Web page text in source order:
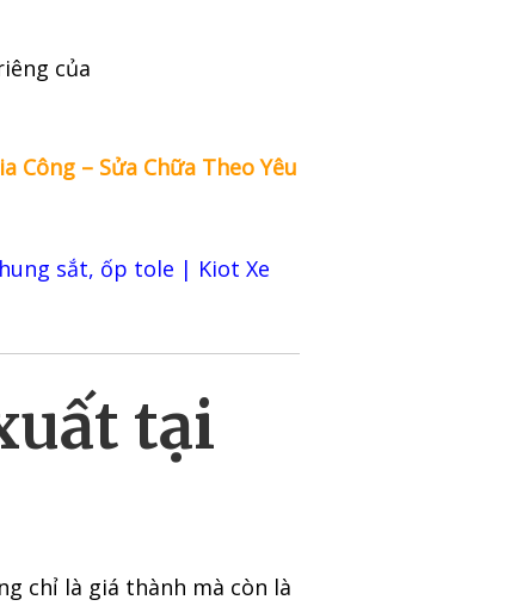
của
Công – Sửa Chữa Theo Yêu
sắt, ốp tole | Kiot Xe
tại
chỉ là giá thành mà còn là